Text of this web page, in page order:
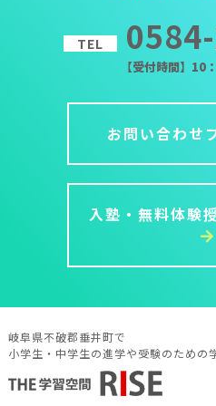
TEL
【受付時間】10
お問い合わせ
入塾・無料体験
岐阜県不破郡垂井町で
小学生・中学生の進学や受験のための